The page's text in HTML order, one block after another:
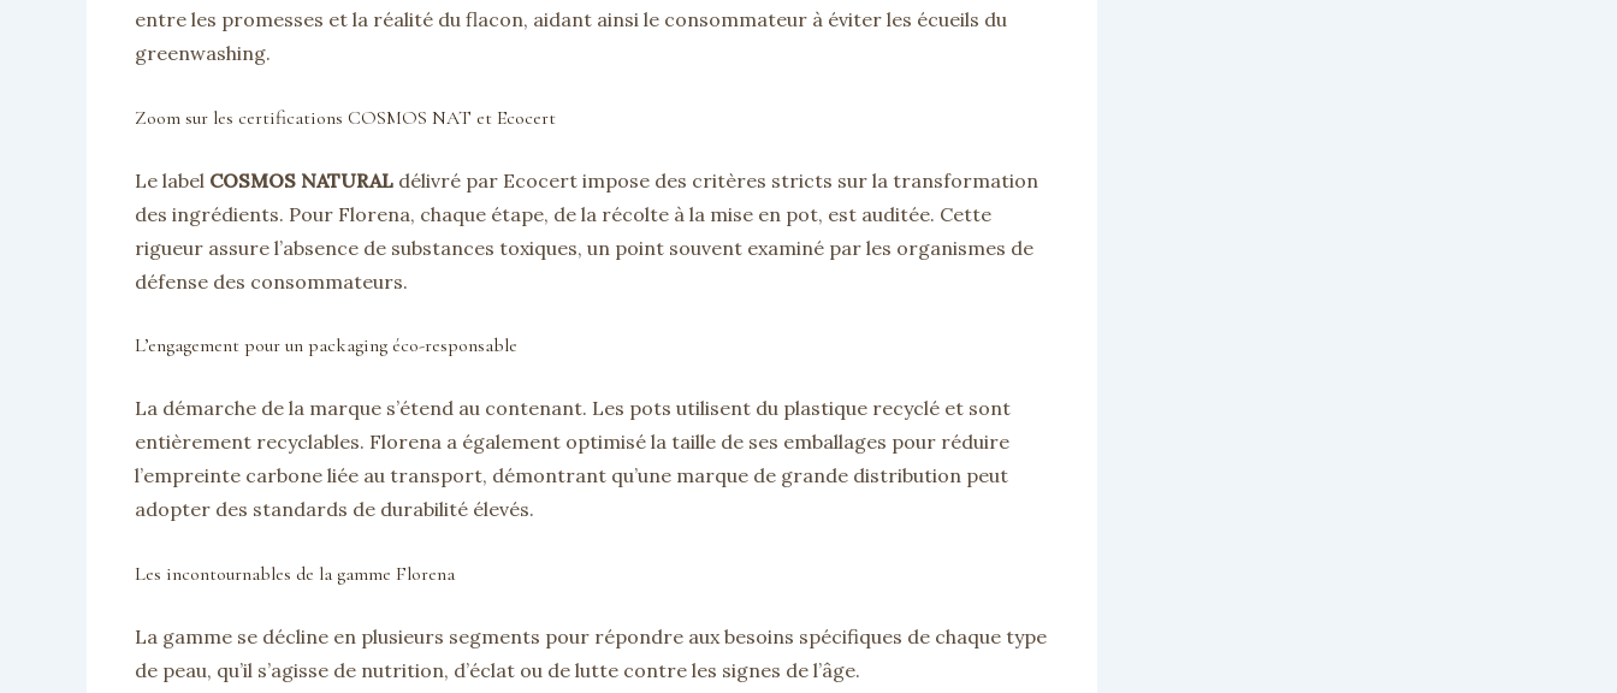
entre les promesses et la réalité du flacon, aidant ainsi le consommateur à éviter les écueils du
greenwashing.
Zoom sur les certifications COSMOS NAT et Ecocert
Le label COSMOS NATURAL délivré par Ecocert impose des critères stricts sur la transformation
des ingrédients. Pour Florena, chaque étape, de la récolte à la mise en pot, est auditée. Cette
rigueur assure l’absence de substances toxiques, un point souvent examiné par les organismes de
défense des consommateurs.
L’engagement pour un packaging éco-responsable
La démarche de la marque s’étend au contenant. Les pots utilisent du plastique recyclé et sont
entièrement recyclables. Florena a également optimisé la taille de ses emballages pour réduire
l’empreinte carbone liée au transport, démontrant qu’une marque de grande distribution peut
adopter des standards de durabilité élevés.
Les incontournables de la gamme Florena
La gamme se décline en plusieurs segments pour répondre aux besoins spécifiques de chaque type
de peau, qu’il s’agisse de nutrition, d’éclat ou de lutte contre les signes de l’âge.